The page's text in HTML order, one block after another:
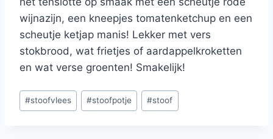
wijnazijn, een kneepjes tomatenketchup en een
scheutje ketjap manis! Lekker met vers
stokbrood, wat frietjes of aardappelkroketten
en wat verse groenten! Smakelijk!
Bericht
tags:
#stoofvlees #stoofpotje #stoof